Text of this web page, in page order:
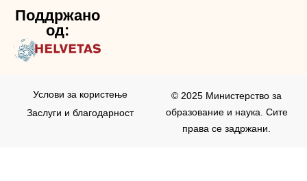
Поддржано
од:
© 2025 Министерство за
образование и наука. Сите
права се задржани.
Услови за користењe
Заслуги и благодарност